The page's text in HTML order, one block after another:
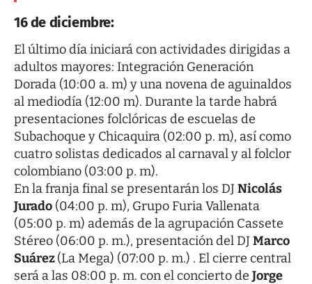
16 de diciembre:
El último día iniciará con actividades dirigidas a
adultos mayores: Integración Generación
Dorada (10:00 a. m) y una novena de aguinaldos
al mediodía (12:00 m). Durante la tarde habrá
presentaciones folclóricas de escuelas de
Subachoque y Chicaquira (02:00 p. m), así como
cuatro solistas dedicados al carnaval y al folclor
colombiano (03:00 p. m).
En la franja final se presentarán los DJNicolás
Jurado (04:00 p. m), Grupo Furia Vallenata
(05:00 p. m) además de la agrupación Cassete
Stéreo (06:00 p. m.), presentación del DJMarco
Suárez(La Mega) (07:00 p. m.) . El cierre central
será a las 08:00 p. m. con el concierto de Jorge